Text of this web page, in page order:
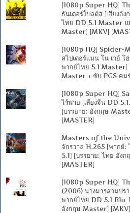
[1080p Super HQ]
ธันเดอร์โบลต์ส [เสียงอั
ไทย DD 5.1 Master แ
Master] [MKV]
[1080p HQ] Spider-
สไปเดอร์แมน โน เวย์ โ
พากย์ไทย 5.1 Master]
Master + ซับ PGS คม
[1080p Super HQ]
ไร้พ่าย [เสียงจีน DD
[บรรยาย: อังกฤษ
[MASTER]
Masters of the
จักรวาล H.265 [พากย์:
5.1] [บรรยาย: ไทย อัง
[MASTER]
[1080p Super HQ]
(2006) นางมารสวมปร
พากย์ไทย DD 5.1
อังกฤษ Master]